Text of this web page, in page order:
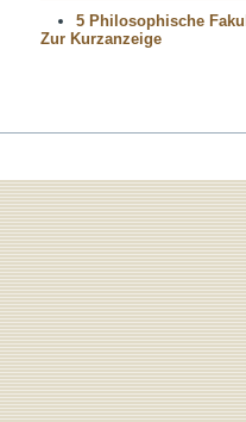
5 Philosophische
Zur Kurzanzeige